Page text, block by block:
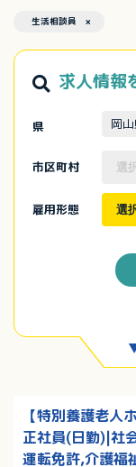
生活相談員 ×
求人情報
県 岡
市区町村 選
雇用形態 選
【特別養護老
正社員(日勤)|社
運転免許,介護福